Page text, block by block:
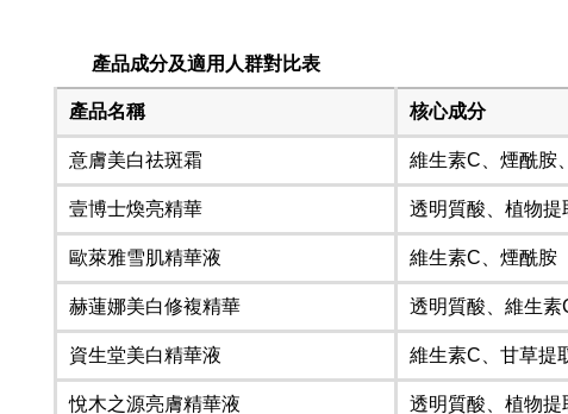
產品成分及適用人群對比表
產品名稱 核心成分
意膚美白祛斑霜 維生素C、煙酰胺
壹博士煥亮精華 透明質酸、植物提
歐萊雅雪肌精華液 維生素C、煙酰胺
赫蓮娜美白修複精華 透明質酸、維生素
資生堂美白精華液 維生素C、甘草提
悅木之源亮膚精華液 透明質酸、植物提